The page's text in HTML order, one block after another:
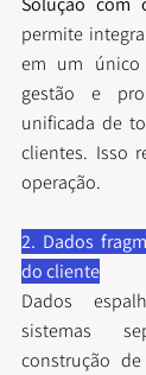
permite
em um único
gestão e
unificada de
clientes. Isso
operação.
2. Dados
do cliente
Dados
sistemas
construção